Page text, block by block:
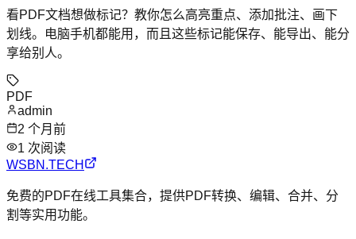
看PDF文档想做标记？教你怎么高亮重点、添加批注、画下
划线。电脑手机都能用，而且这些标记能保存、能导出、能分
享给别人。
PDF
admin
2 个月前
1 次阅读
WSBN.TECH
免费的PDF在线工具集合，提供PDF转换、编辑、合并、分
割等实用功能。